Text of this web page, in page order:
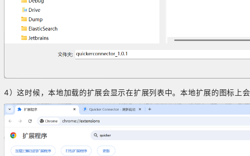
4）这时候，本地加载的扩展会显示在扩展列表中。本地扩展的图标上